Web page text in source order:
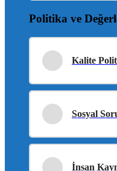
Politika ve
Kalite
Sosyal
İnsan